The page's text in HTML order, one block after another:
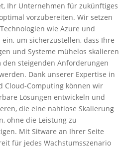
Ihr Unternehmen für zukünftiges
vorzubereiten. Wir setzen
wie Azure und
ein, um sicherzustellen, dass Ihre
und Systeme mühelos skalieren
den steigenden Anforderungen
Dank unserer Expertise in
Cloud-Computing können wir
Lösungen entwickeln und
die eine nahtlose Skalierung
ohne die Leistung zu
Mit Sitware an Ihrer Seite
für jedes Wachstumsszenario